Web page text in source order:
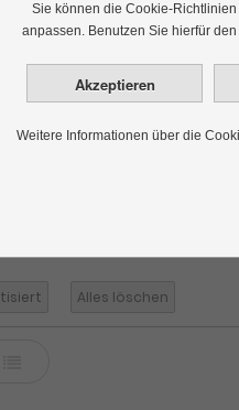
Tee aus
Alles löschen
Sie können die Cookie-Richtlinien
anpassen. Benutzen Sie hierfür
Weitere Informationen über die